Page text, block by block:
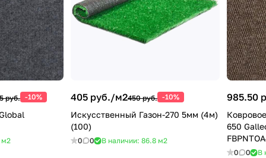
руб. -10%
м2
405 руб./м2450 руб. -10%
Искусственный Газон-270 5мм (4м)
(100)
0 0 В наличии: 86.8 м2
985.50
650
0 0 В